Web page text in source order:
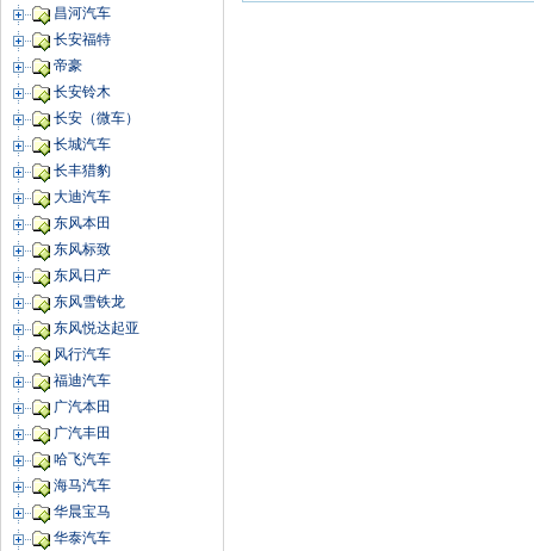
昌河汽车
长安福特
帝豪
长安铃木
长安（微车）
长城汽车
长丰猎豹
大迪汽车
东风本田
东风标致
东风日产
东风雪铁龙
东风悦达起亚
风行汽车
福迪汽车
广汽本田
广汽丰田
哈飞汽车
海马汽车
华晨宝马
华泰汽车